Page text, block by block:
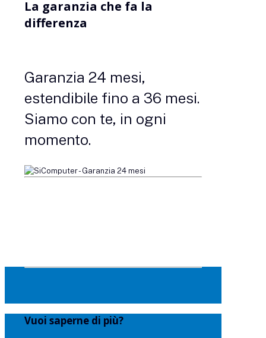
La garanzia che fa la
differenza
Garanzia 24 mesi,
estendibile fino a 36 mesi.
Siamo con te, in ogni
momento.
Vuoi saperne di più?